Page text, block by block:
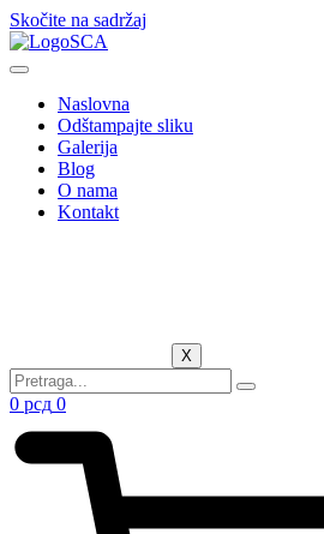
Skočite na sadržaj
Naslovna
Odštampajte sliku
Galerija
Blog
O nama
Kontakt
X
0 рсд 0